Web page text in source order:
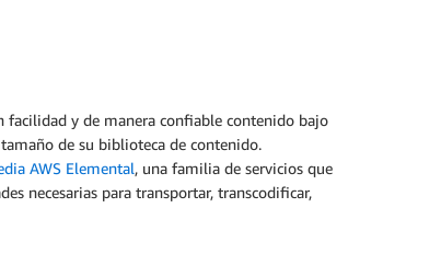
facilidad y de manera confiable contenido bajo
de su biblioteca de contenido.
AWS Elemental, una familia de servicios que
necesarias para transportar, transcodificar,